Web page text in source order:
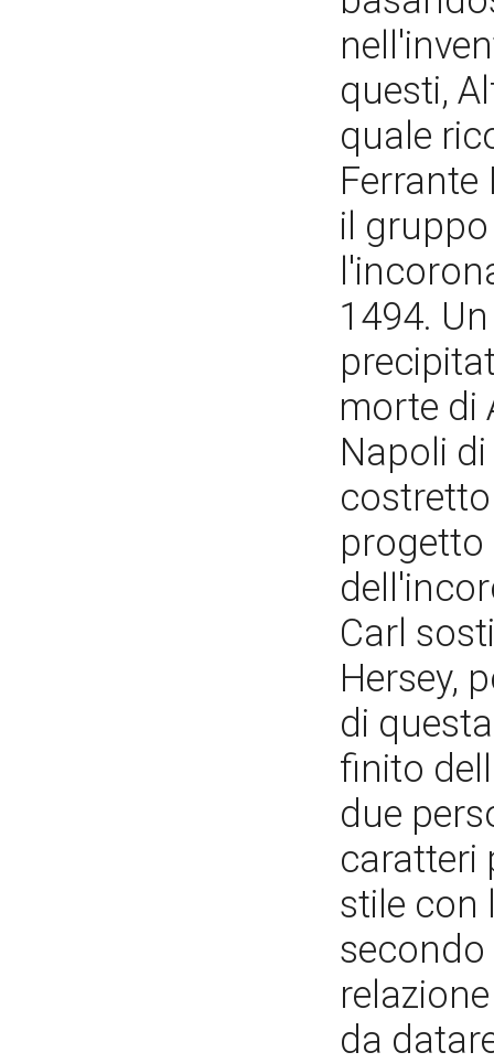
questi,
quale
Ferrante
il
1494.
morte di
Napoli
progetto
Carl
Hersey,
di
finito
due
caratteri
stile con
da